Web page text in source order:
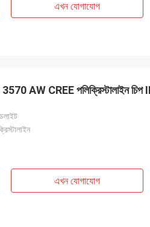
এখন যোগাযোগ
AW CREE পলিক্রিস্টালাইন চিপ
এখন যোগাযোগ